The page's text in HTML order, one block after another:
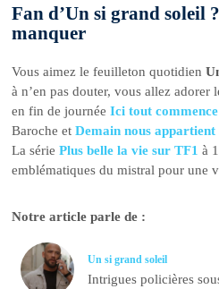
Fan d’Un si grand soleil
manquer
Vous aimez le feuilleton quotidien
à n’en pas douter, vous allez adorer
en fin de journéeIci tout commence
Baroche etDemain nous appartient
La sériePlus belle la vie sur TF1 à
emblématiques du mistral pour une
Notre article parle de :
Un si grand soleil
Intrigues policières